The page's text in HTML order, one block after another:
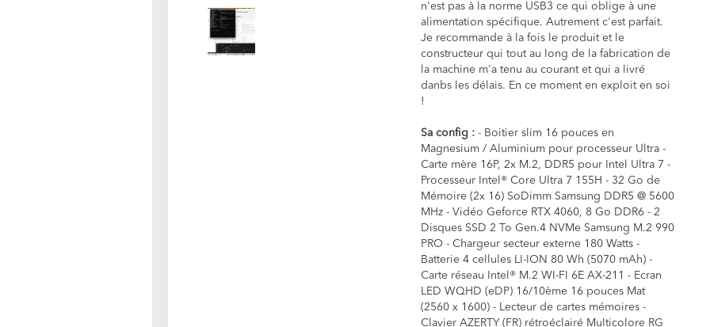
n'est pas à la norme USB3 ce qui oblige à une
alimentation spécifique. Autrement c'est parfait.
Je recommande à la fois le produit et le
constructeur qui tout au long de la fabrication de
la machine m'a tenu au courant et qui a livré
danbs les délais. En ce moment en exploit en soi
!
Sa config : - Boitier slim 16 pouces en
Magnesium / Aluminium pour processeur Ultra -
Carte mère 16P, 2x M.2, DDR5 pour Intel Ultra 7 -
Processeur Intel® Core Ultra 7 155H - 32 Go de
Mémoire (2x 16) SoDimm Samsung DDR5 @ 5600
MHz - Vidéo Geforce RTX 4060, 8 Go DDR6 - 2
Disques SSD 2 To Gen.4 NVMe Samsung M.2 990
PRO - Chargeur secteur externe 180 Watts -
Batterie 4 cellules LI-ION 80 Wh (5070 mAh) -
Carte réseau Intel® M.2 WI-FI 6E AX-211 - Ecran
LED WQHD (eDP) 16/10ème 16 pouces Mat
(2560 x 1600) - Lecteur de cartes mémoires -
Clavier AZERTY (FR) rétroéclairé Multicolore RG